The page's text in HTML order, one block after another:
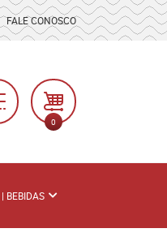
FALE CONOSCO
0
BEBIDAS